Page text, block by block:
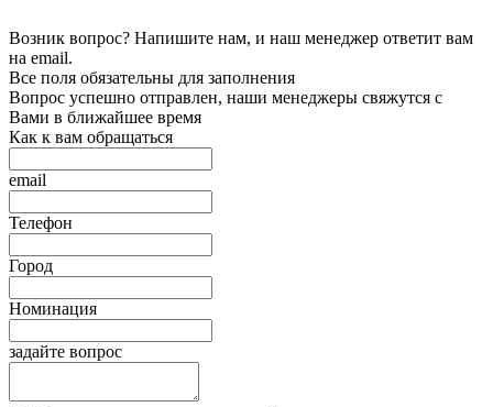
Возник вопрос? Напишите нам, и наш менеджер ответит вам
на email.
Все поля обязательны для заполнения
Вопрос успешно отправлен, наши менеджеры свяжутся с
Вами в ближайшее время
Как к вам обращаться
email
Телефон
Город
Номинация
задайте вопрос